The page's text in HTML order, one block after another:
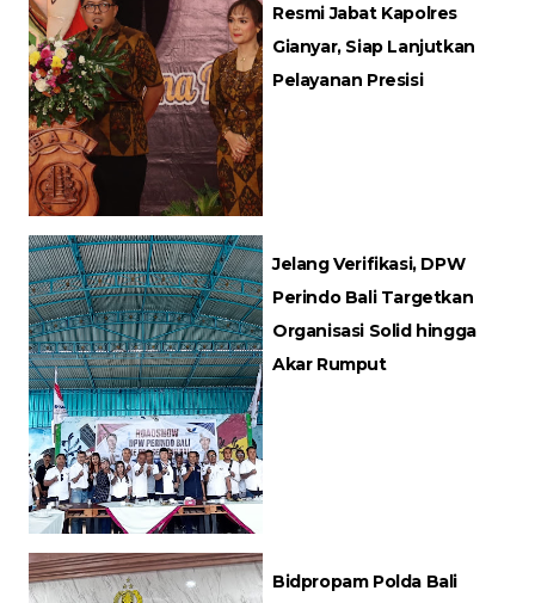
Resmi Jabat Kapolres
Gianyar, Siap Lanjutkan
Pelayanan Presisi
Jelang Verifikasi, DPW
Perindo Bali Targetkan
Organisasi Solid hingga
Akar Rumput
Bidpropam Polda Bali